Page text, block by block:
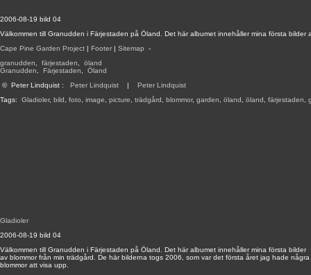
2006-08-19 bild 04
Välkommen till Granudden i Färjestaden på Öland. Det här albumet innehåller mina första
Cape Pine Garden Project | Footer | Sitemap -
granudden
färjestaden
öland
Granudden
Färjestaden
Öland
© Peter Lindquist : Peter Lindquist | Peter Lindquist
Tags: Gladioler, bild foto image picture trädgård blommor, garden öland öland färjestaden
Gladioler
2006-08-19 bild 04
Välkommen till Granudden i Färjestaden på Öland. Det här albumet innehåller mina första bilder
av blommor från min trädgård. De här bilderna togs 2006, som var det första året jag hade några
blommor att visa upp.